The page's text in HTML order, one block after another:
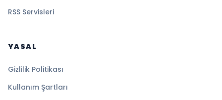
RSS Servisleri
YASAL
Gizlilik Politikası
Kullanım Şartları